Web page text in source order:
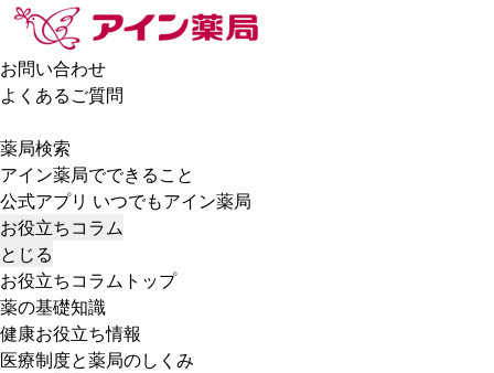
お問い合わせ
よくあるご質問
薬局検索
アイン薬局でできること
公式アプリ いつでもアイン薬局
お役立ちコラム
とじる
お役立ちコラムトップ
薬の基礎知識
健康お役立ち情報
医療制度と薬局のしくみ